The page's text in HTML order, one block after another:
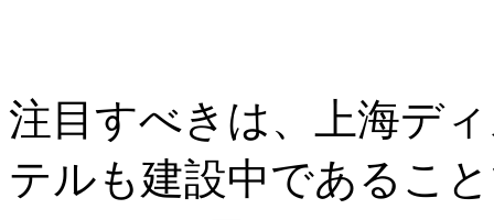
注目すべきは、上海デ
テルも建設中であるこ